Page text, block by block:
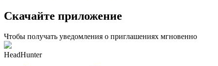
Скачайте приложение
Чтобы получать уведомления о приглашениях мгновенно
HeadHunter